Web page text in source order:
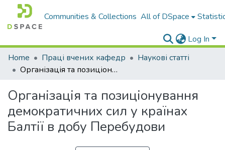
Communities & Collections All of DSpace
Log In
Home
Праці вчених кафедр
Наукові статті
Організація та позиціонування демократичних сил у країнах Балтії в добу Перебудови
Організація та позиціонування
демократичних сил у країнах
Балтії в добу Перебудови